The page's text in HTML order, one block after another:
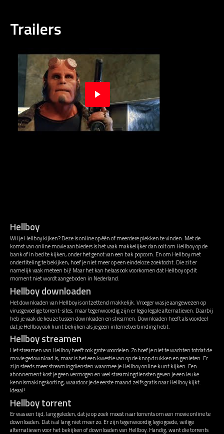
Trailers
Hellboy
Wil je Hellboy kijken? Deze is online op één of meerdere plekken te vinden. Met de
komst van online movie aanbieders is het vaak makkelijker dan ooit om Hellboy op de
bank of in bed te kijken, onder het genot van een bak popcorn. En om Hellboy met
ondertiteling te bekijken, hoef je niet meer op een eindeloze zoektocht. Die zit er
namelijk vaak meteen bij! Maar het kan helaas ook voorkomen dat Hellboy op dit
moment niet wordt aangeboden in Nederland.
Hellboy downloaden
Het downloaden van Hellboy is ontzettend makkelijk. Vroeger was je aangewezen op
virusgevoelige torrent-sites, maar tegenwoordig zijn er legio legale alternatieven. Daarbij
heb je vaak de keuze tussen downloaden en streamen. Downloaden heeft als voordeel
dat je Hellboy ook kunt bekijken als je geen internetverbinding hebt.
Hellboy streamen
Het streamen van Hellboy heeft ook grote voordelen. Zo hoef je niet te wachten totdat de
movie gedownload is, maar is het een kwestie van op de knop drukken en genieten. Er
zijn steeds meer streamingdiensten waarmee je Hellboy online kunt kijken. Een
abonnement kost je geen vermogen en veel streamingdiensten geven je een leuke
kennismakingskorting, waardoor je de eerste maand zelfs gratis naar Hellboy kijkt.
Ideaal!
Hellboy torrent
Er was een tijd, lang geleden, dat je op zoek moest naar torrents om een movie online te
downloaden. Dat is al lang niet meer zo. Er zijn tegenwoordig legio goede, veilige
alternatieven voor het bekijken of downloaden van Hellboy. Handig, want die torrents